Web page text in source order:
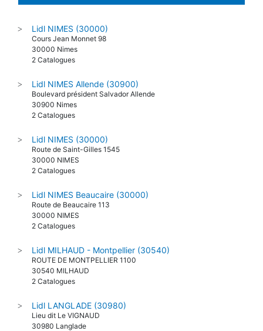
> Lidl NIMES (30000)
Cours Jean Monnet 98
30000 Nimes
2 Catalogues
> Lidl NIMES Allende (30900)
Boulevard président Salvador Allende
30900 Nimes
2 Catalogues
> Lidl NIMES (30000)
Route de Saint-Gilles 1545
30000 NIMES
2 Catalogues
> Lidl NIMES Beaucaire (30000)
Route de Beaucaire 113
30000 NIMES
2 Catalogues
> Lidl MILHAUD - Montpellier (30540)
ROUTE DE MONTPELLIER 1100
30540 MILHAUD
2 Catalogues
> Lidl LANGLADE (30980)
Lieu dit Le VIGNAUD
30980 Langlade